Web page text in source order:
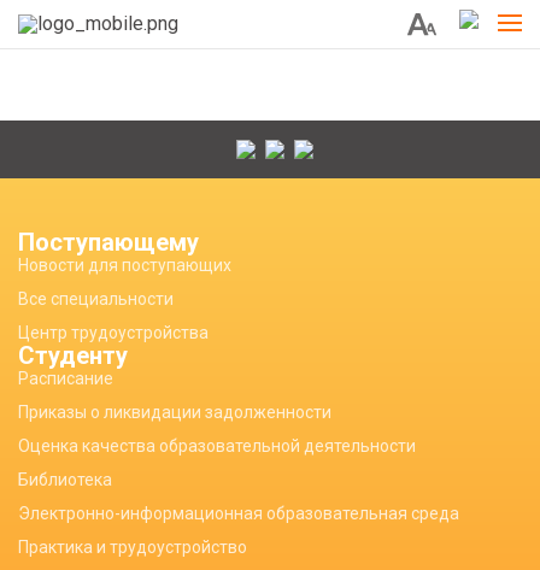
Поступающему
Новости для поступающих
Все специальности
Центр трудоустройства
Студенту
Расписание
Приказы о ликвидации задолженности
Оценка качества образовательной деятельности
Библиотека
Электронно-информационная образовательная среда
Практика и трудоустройство